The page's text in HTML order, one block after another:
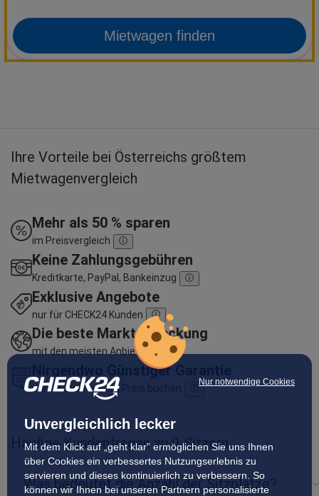
Nur notwendige Cookies
Unvergleichlich lecker
Mit dem Klick auf „geht klar” ermöglichen Sie uns Ihnen
über Cookies ein verbessertes Nutzungserlebnis zu
servieren und dieses kontinuierlich zu verbessern. So
können wir Ihnen bei unseren Partnern personalisierte
Mietwagen finden
Ihre Vorteile bei Österreichs größtem
Mietwagenvergleich
Mehr als 50 % sparen
im Preisvergleich
Keine Zahlungsgebühren
Kreditkarte, PayPal, Bankeinzug
Exklusive Angebote
nur für CHECK24 Kunden
Die beste Marktabdeckung
mit den meisten Anbietern
Nirgendwo Günstiger Garantie
immer zum besten Preis buchen
Häufige Kundenfragen zu 9-Sitzern
Was bedeutet die Anzahl der Sitzplätze?